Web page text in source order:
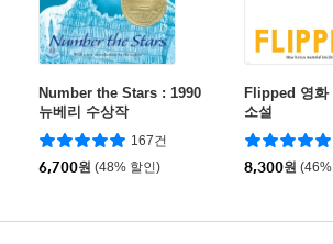
Number the Stars : 1990
뉴베리 수상작
167건
6,700원 (48% 할인)
Flipped 영화
소설
8,300원